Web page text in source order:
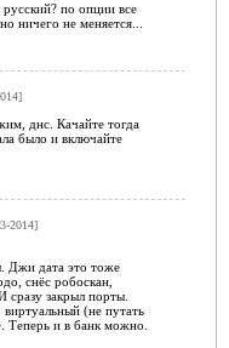
по опции все
ничего не меняется...
днс. Качайте тогда
было и включайте
2014]
Джи дата это тоже
снёс робоскан,
сразу закрыл порты.
(не путать
Теперь и в банк можно.